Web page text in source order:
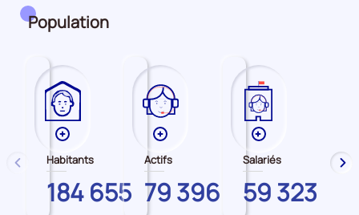
Population
Plus
de
données
sur
les
Habitants
HAUTE-
CORSE
184 655
Plus
de
données
sur
les
Actifs
HAUTE-
CORSE
79 396
Plus
de
données
sur
les
Salariés
HAUTE-
CORSE
59 323
précédent